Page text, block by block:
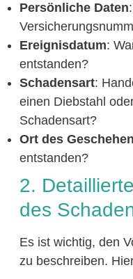
Persönliche Daten
Ereignisdatum:
entstanden?
Schadensart:
einen Diebstahl
Schadensart?
Ort des
entstanden?
2.
des
Es ist wichtig, den
zu beschreiben.